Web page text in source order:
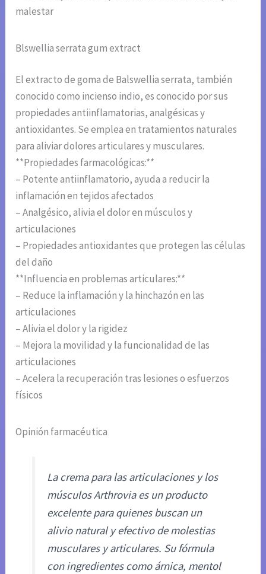
malestar
Blswellia serrata gum extract
El extracto de goma de Balswellia serrata, también
conocido como incienso indio, es conocido por sus
propiedades antiinflamatorias, analgésicas y
antioxidantes. Se emplea en tratamientos naturales
para aliviar dolores articulares y musculares.
**Propiedades farmacológicas:**
– Potente antiinflamatorio, ayuda a reducir la
inflamación en tejidos afectados
– Analgésico, alivia el dolor en músculos y
articulaciones
– Propiedades antioxidantes que protegen las células
del daño
**Influencia en problemas articulares:**
– Reduce la inflamación y la hinchazón en las
articulaciones
– Alivia el dolor y la rigidez
– Mejora la movilidad y la funcionalidad de las
articulaciones
– Acelera la recuperación tras lesiones o esfuerzos
físicos
Opinión farmacéutica
La crema para las articulaciones y los
músculos Arthrovia es un producto
excelente para quienes buscan un
alivio natural y efectivo de molestias
musculares y articulares. Su fórmula
con ingredientes como árnica, mentol